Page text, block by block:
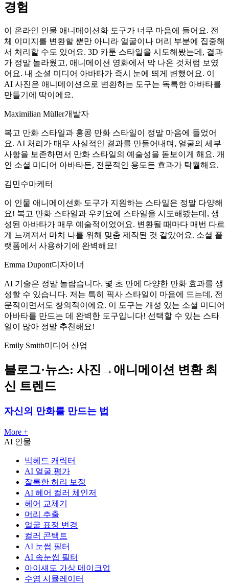
경험
이 온라인 인물 애니메이션화 도구가 너무 마음에 들어요. 전
체 이미지를 변환할 뿐만 아니라 얼굴이나 머리 부분에 집중해
서 처리할 수도 있어요. 3D 카툰 스타일을 시도해봤는데, 결과
가 정말 놀라웠고, 애니메이션 영화에서 막 나온 것처럼 보였
어요. 내 소셜 미디어 아바타가 즉시 눈에 띄게 변했어요. 이
AI 사진은 애니메이션으로 변환하는 도구는 독특한 아바타를
만들기에 딱이에요.
Maximilian Müller개발자
복고 만화 스타일과 홍콩 만화 스타일이 정말 마음에 들었어
요. AI 처리가 매우 사실적인 결과를 만들어내며, 얼굴의 세부
사항을 보존하면서 만화 스타일의 예술성을 돋보이게 해요. 개
인 소셜 미디어 아바타든, 전문적인 용도든 효과가 탁월해요.
김민수마케터
이 인물 애니메이션화 도구가 지원하는 스타일은 정말 다양해
요! 복고 만화 스타일과 우키요에 스타일을 시도해봤는데, 생
성된 아바타가 매우 예술적이었어요. 변환될 때마다 매번 다르
게 느껴져서 마치 나를 위해 맞춤 제작된 것 같았어요. 소셜 플
랫폼에서 사용하기에 완벽해요!
Emma Dupont디자이너
AI 기술은 정말 놀랍습니다. 몇 초 만에 다양한 만화 효과를 생
성할 수 있습니다. 저는 특히 픽사 스타일이 마음에 드는데, 전
문적이면서도 창의적이에요. 이 도구는 개성 있는 소셜 미디어
아바타를 만드는 데 완벽한 도구입니다! 선택할 수 있는 스타
일이 많아 정말 추천해요!
Emily Smith미디어 산업
블로그·뉴스: 사진→애니메이션 변환 최
신 트렌드
자신의 만화를 만드는 법
More +
AI 인물
빅헤드 캐릭터
AI 얼굴 평가
잘록한 허리 보정
AI 헤어 컬러 체인저
헤어 교체기
머리 추출
얼굴 표정 변경
컬러 콘택트
AI 눈썹 필터
AI 속눈썹 필터
아이섀도 가상 메이크업
수염 시뮬레이터